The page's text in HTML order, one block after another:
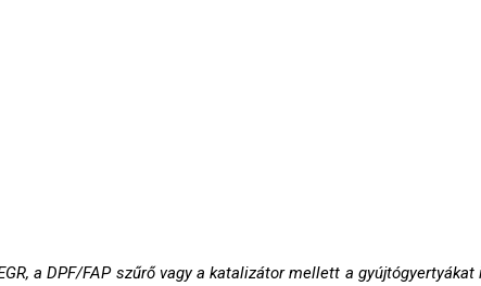
a DPF/FAP szűrő vagy a katalizátor mellett a